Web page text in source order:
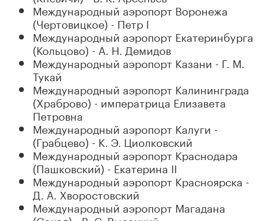
Международный аэропорт Воронежа
(Чертовицкое) - Петр I
Международный аэропорт Екатеринбурга
(Кольцово) - А. Н. Демидов
Международный аэропорт Казани - Г. М.
Тукай
Международный аэропорт Калининграда
(Храброво) - императрица Елизавета
Петровна
Международный аэропорт Калуги -
(Грабцево) - К. Э. Циолковский
Международный аэропорт Краснодара
(Пашковский) - Екатерина II
Международный аэропорт Красноярска -
Д. А. Хворостовский
Международный аэропорт Магадана